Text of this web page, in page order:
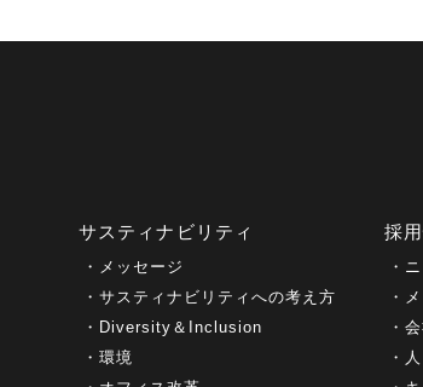
サスティナビリティ
メッセージ
サスティナビリティへの考え方
Diversity＆Inclusion
環境
採